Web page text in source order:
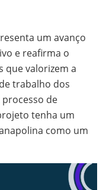
um avanço
e reafirma o
que valorizem a
trabalho dos
de
tenha um
como um